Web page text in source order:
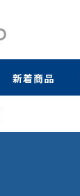
新着商品